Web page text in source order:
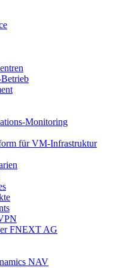
Monitoring
für VM-Infrastruktur
FNEXT AG
NAV